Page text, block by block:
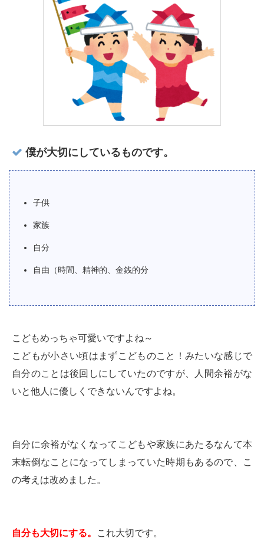
僕が大切にしているものです。
子供
家族
自分
自由（時間、精神的、金銭的分
こどもめっちゃ可愛いですよね～
こどもが小さい頃はまずこどものこと！みたいな感じで
自分のことは後回しにしていたのですが、人間余裕がな
いと他人に優しくできないんですよね。
自分に余裕がなくなってこどもや家族にあたるなんて本
末転倒なことになってしまっていた時期もあるので、こ
の考えは改めました。
自分も大切にする。
これ大切です。